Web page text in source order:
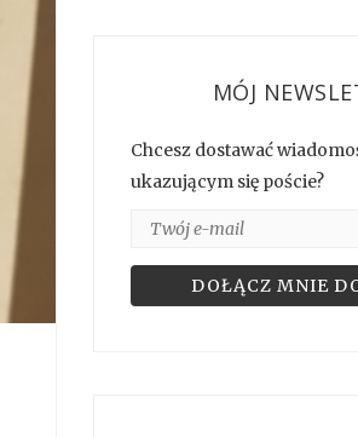
MÓJ
Chcesz dostawać
ukazującym się poście?